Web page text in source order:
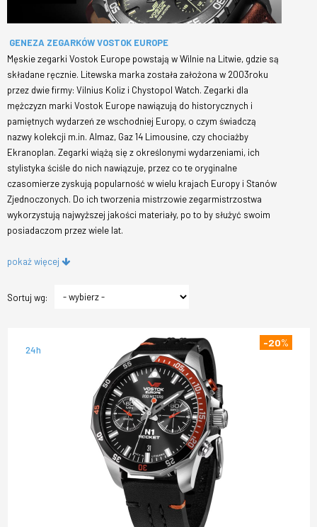
GENEZA ZEGARKÓW VOSTOK EUROPE
Męskie zegarki Vostok Europe powstają w Wilnie na Litwie, gdzie są
składane ręcznie. Litewska marka została założona w 2003roku
przez dwie firmy: Vilnius Koliz i Chystopol Watch. Zegarki dla
mężczyzn marki Vostok Europe nawiązują do historycznych i
pamiętnych wydarzeń ze wschodniej Europy, o czym świadczą
nazwy kolekcji m.in. Almaz, Gaz 14 Limousine, czy chociażby
Ekranoplan. Zegarki wiążą się z określonymi wydarzeniami, ich
stylistyka ściśle do nich nawiązuje, przez co te oryginalne
czasomierze zyskują popularność w wielu krajach Europy i Stanów
Zjednoczonych. Do ich tworzenia mistrzowie zegarmistrzostwa
wykorzystują najwyższej jakości materiały, po to by służyć swoim
posiadaczom przez wiele lat.
pokaż więcej
Sortuj wg:
24h
-20%